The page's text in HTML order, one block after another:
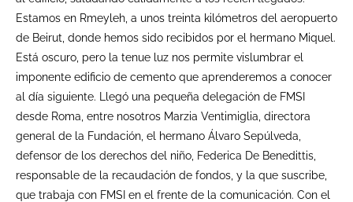
Estamos en Rmeyleh, a unos treinta kilómetros del aeropuerto
de Beirut, donde hemos sido recibidos por el hermano Miquel.
Está oscuro, pero la tenue luz nos permite vislumbrar el
imponente edificio de cemento que aprenderemos a conocer
al día siguiente. Llegó una pequeña delegación de FMSI
desde Roma, entre nosotros Marzia Ventimiglia, directora
general de la Fundación, el hermano Álvaro Sepúlveda,
defensor de los derechos del niño, Federica De Benedittis,
responsable de la recaudación de fondos, y la que suscribe,
que trabaja con FMSI en el frente de la comunicación. Con el